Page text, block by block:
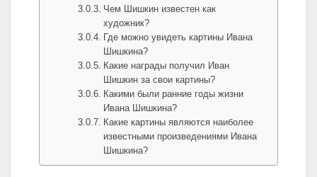
Чем Шишкин известен как
художник?
Где можно увидеть картины Ивана
Шишкина?
Какие награды получил Иван
Шишкин за свои картины?
Какими были ранние годы жизни
Ивана Шишкина?
Какие картины являются наиболее
известными произведениями Ивана
Шишкина?